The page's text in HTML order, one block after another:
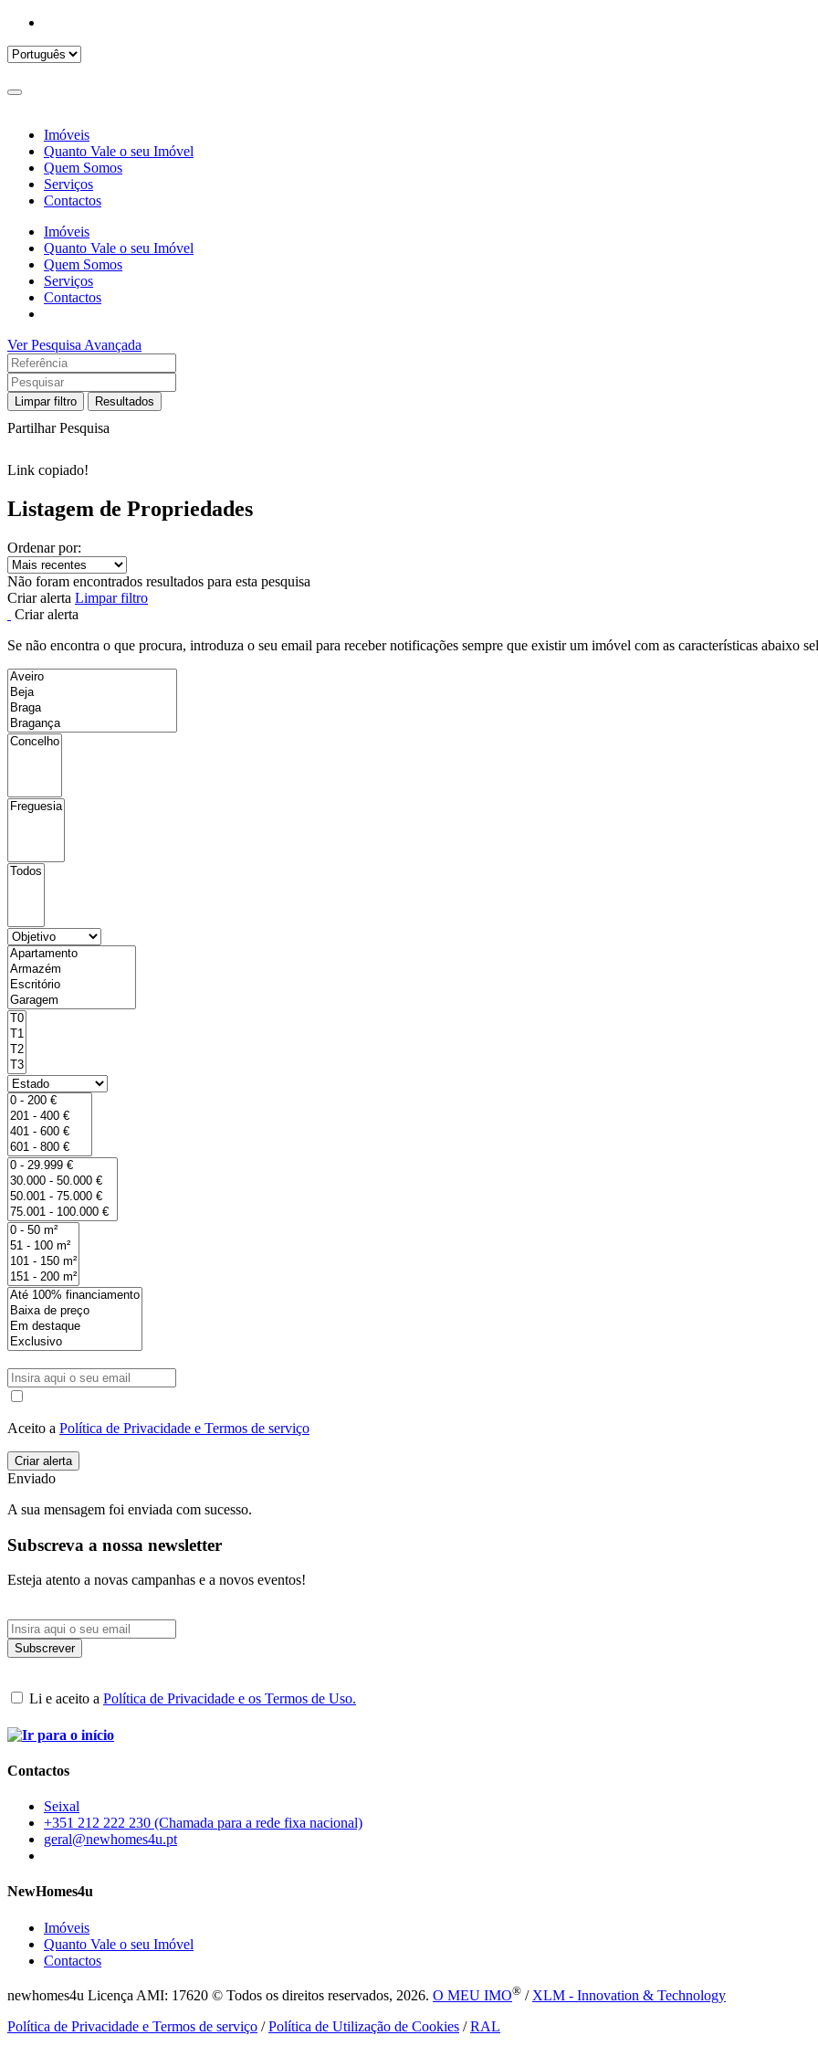
Imóveis
Quanto Vale o seu Imóvel
Quem Somos
Serviços
Contactos
Imóveis
Quanto Vale o seu Imóvel
Quem Somos
Serviços
Contactos
Ver Pesquisa Avançada
Limpar filtro Resultados
Partilhar Pesquisa
Link copiado!
Listagem de Propriedades
Ordenar por:
Não foram encontrados resultados para esta pesquisa
Criar alerta Limpar filtro
Criar alerta
Se não encontra o que procura, introduza o seu email para receber notificações sempre que existir um imóvel com as características abaixo
Aceito a Política de Privacidade e Termos de serviço
Enviado
A sua mensagem foi enviada com sucesso.
Subscreva a nossa newsletter
Esteja atento a novas campanhas e a novos eventos!
Li e aceito a Política de Privacidade e os Termos de Uso.
Contactos
Seixal
+351 212 222 230 (Chamada para a rede fixa nacional)
geral@newhomes4u.pt
NewHomes4u
Imóveis
Quanto Vale o seu Imóvel
Contactos
newhomes4u Licença AMI: 17620 © Todos os direitos reservados, 2026. O MEU IMO® / XLM - Innovation & Technology
Política de Privacidade e Termos de serviço /Política de Utilização de Cookies /RAL